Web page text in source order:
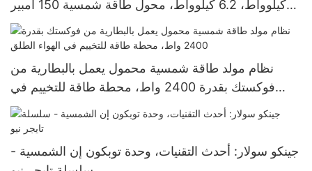
كيلوواط، 6.2 كيلوواط، محول طاقة شمسية 150 أمبير
بتقنية MPPT، محول طاقة شمسية خارج الشبكة
نظام مولد طاقة شمسية محمول يعمل بالبطارية من
فوكستك بقدرة 2400 واط، محطة طاقة للتخييم في
الهواء الطلق
جينكو سولار: أحدث التقنيات، وحدة توبكون إن الشمسية -